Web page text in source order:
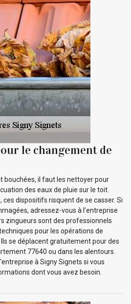
le changement de
bouchées, il faut les nettoyer pour
des eaux de pluie sur le toit.
dispositifs risquent de se casser. Si
adressez-vous à l’entreprise
zingueurs sont des professionnels
pour les opérations de
se déplacent gratuitement pour des
77640 ou dans les alentours.
à Signy Signets si vous
dont vous avez besoin.